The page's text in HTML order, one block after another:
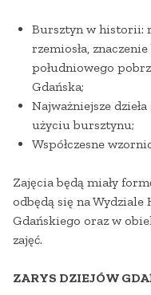
Bursztyn w historii:
rzemiosła,
południowego
Gdańska;
Najważniejsze
użyciu bursztynu;
Współczesne
Zajęcia będą miały
odbędą się na
Gdańskiego oraz w
zajęć.
ZARYS DZIEJÓW